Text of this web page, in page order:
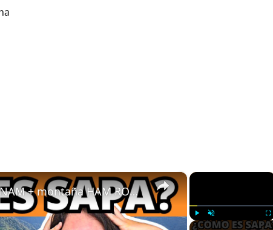
×
Play Unmute
×
SAPA 😍😍 Mercados de VIETNAM + montaña HAM RONG | Vlog de viaje